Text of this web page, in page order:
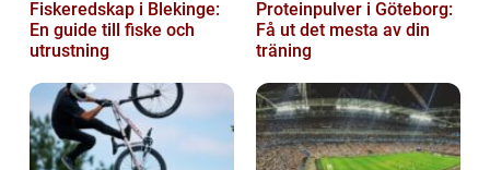
Fiskeredskap i Blekinge:
En guide till fiske och
utrustning
Proteinpulver i Göteborg:
Få ut det mesta av din
träning